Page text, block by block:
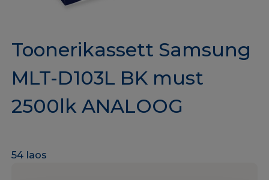
Toonerikassett Samsung
MLT-D103L BK must
2500lk ANALOOG
54 laos